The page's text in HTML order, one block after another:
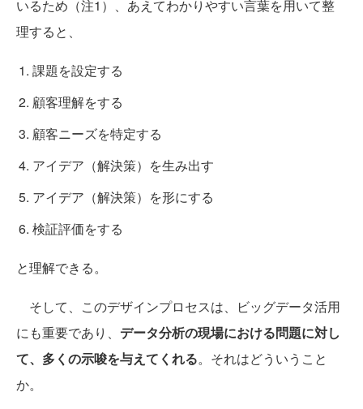
いるため（注1）、あえてわかりやすい言葉を用いて整
理すると、
課題を設定する
顧客理解をする
顧客ニーズを特定する
アイデア（解決策）を生み出す
アイデア（解決策）を形にする
検証評価をする
と理解できる。
そして、このデザインプロセスは、ビッグデータ活用
にも重要であり、 データ分析の現場における問題に対し
て、多くの示唆を与えてくれる。それはどういうこと
か。